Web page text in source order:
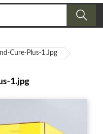
Cure-Plus-1.jpg
1.jpg